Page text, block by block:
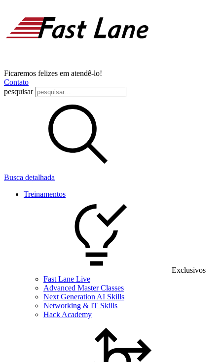
Ficaremos felizes em atendê-lo!
Contato
pesquisar
Busca detalhada
Treinamentos
Exclusivos
Fast Lane Live
Advanced Master Classes
Next Generation AI Skills
Networking & IT Skills
Hack Academy